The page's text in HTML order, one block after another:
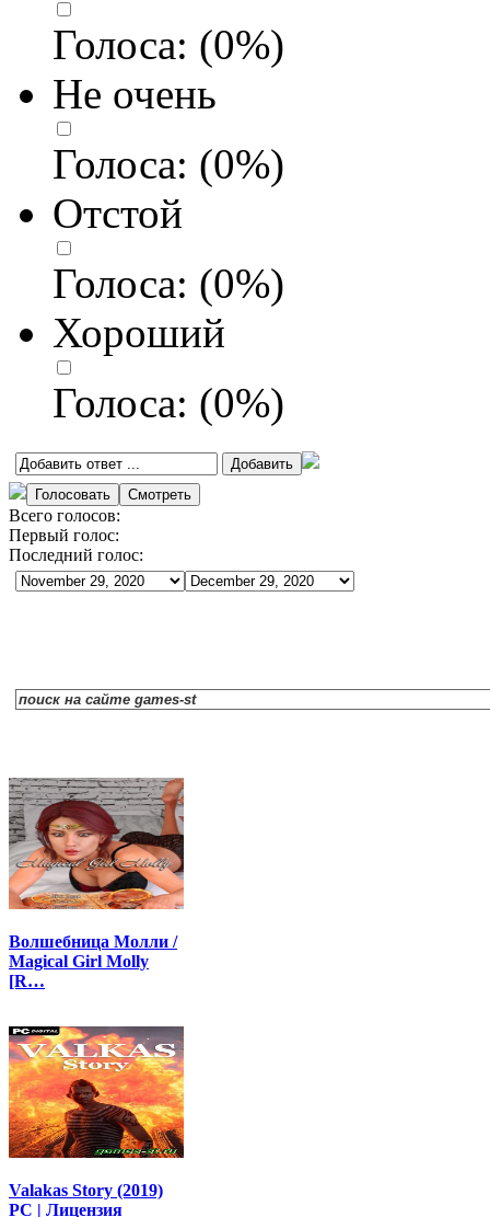
Голоса: (0%)
Не очень
Голоса: (0%)
Отстой
Голоса: (0%)
Хороший
Голоса: (0%)
Всего голосов:
Первый голос:
Последний голос:
Волшебница Молли /
Magical Girl Molly
[R…
Valakas Story (2019)
PC | Лицензия